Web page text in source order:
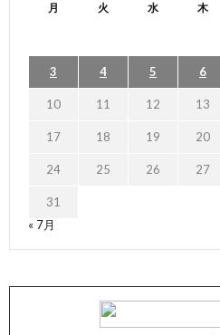
月 火 水 木
3 4 5 6
10 11 12 13
17 18 19 20
24 25 26 27
31
« 7月